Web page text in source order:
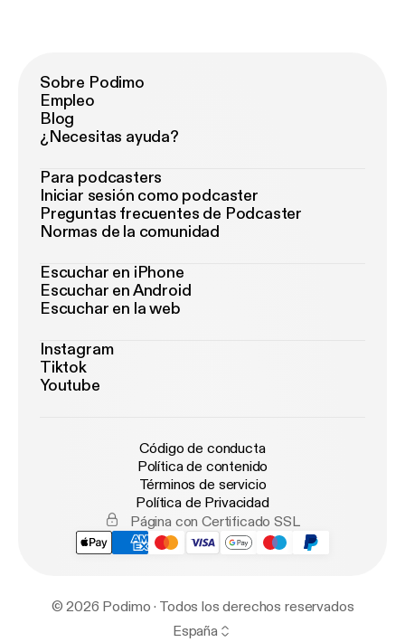
Sobre Podimo
Empleo
Blog
¿Necesitas ayuda?
Para podcasters
Iniciar sesión como podcaster
Preguntas frecuentes de Podcaster
Normas de la comunidad
Escuchar en iPhone
Escuchar en Android
Escuchar en la web
Instagram
Tiktok
Youtube
Código de conducta
Política de contenido
Términos de servicio
Política de Privacidad
Página con Certificado SSL
© 2026 Podimo · Todos los derechos reservados
España